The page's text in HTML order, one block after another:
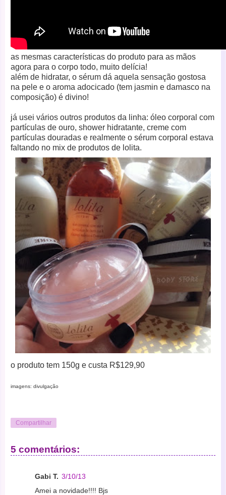
as mesmas características do produto para as mãos
agora para o corpo todo, muito delícia!
além de hidratar, o sérum dá aquela sensação gostosa
na pele e o aroma adocicado (tem jasmin e damasco na
composição) é divino!
já usei vários outros produtos da linha: óleo corporal com
partículas de ouro, shower hidratante, creme com
partículas douradas e realmente o sérum corporal estava
faltando no mix de produtos de lolita.
o produto tem 150g e custa R$129,90
imagens: divulgação
Compartilhar
5 comentários:
Gabi T. 3/10/13
Amei a novidade!!!! Bjs